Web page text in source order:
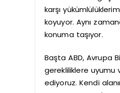
karşı
koyuyor. Aynı
konuma taşıyor.
Başta ABD, Avrupa
gerekliliklere uyumu
ediyoruz. Kendi